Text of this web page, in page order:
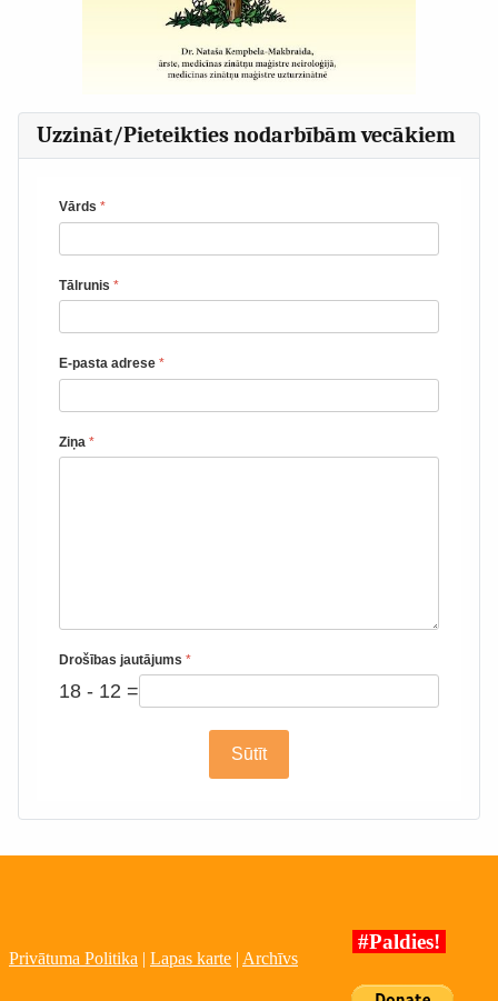
Uzzināt/Pieteikties nodarbībām vecākiem
Vārds *
Tālrunis *
E-pasta adrese *
Ziņa *
Drošības jautājums *
18 - 12 =
Sūtīt
Privātuma Politika | Lapas karte | Archīvs
#Paldies!